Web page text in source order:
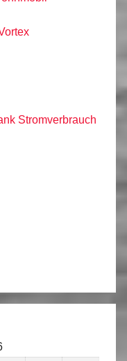
Stromverbrauch